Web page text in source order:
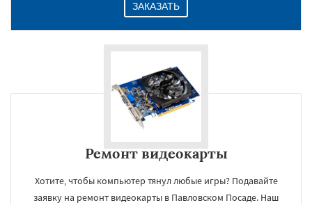
ЗАКАЗАТЬ
Ремонт видеокарты
Хотите, чтобы компьютер тянул любые игры? Подавайте
заявку на ремонт видеокарты в Павловском Посаде. Наш